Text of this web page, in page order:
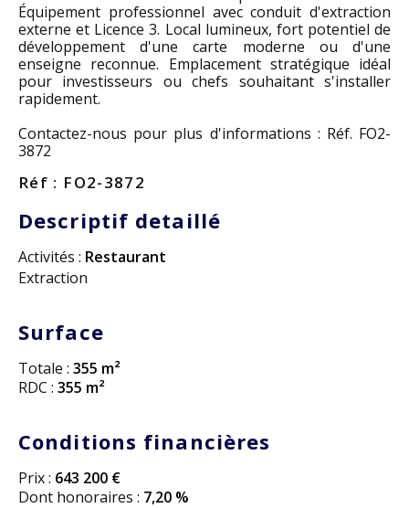
Équipement professionnel avec conduit d'extraction
externe et Licence 3. Local lumineux, fort potentiel de
développement d'une carte moderne ou d'une
enseigne reconnue. Emplacement stratégique idéal
pour investisseurs ou chefs souhaitant s'installer
rapidement.
Contactez-nous pour plus d'informations : Réf. FO2-
3872
Réf : FO2-3872
Descriptif detaillé
Activités : Restaurant
Extraction
Surface
Totale : 355 m²
RDC : 355 m²
Conditions financières
Prix : 643 200 €
Dont honoraires : 7,20 %